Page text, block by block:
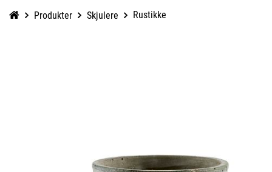
Produkter Skjulere Rustikke